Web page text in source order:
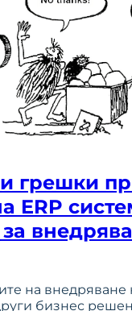
грешки
ERP
на внедряване
бизнес